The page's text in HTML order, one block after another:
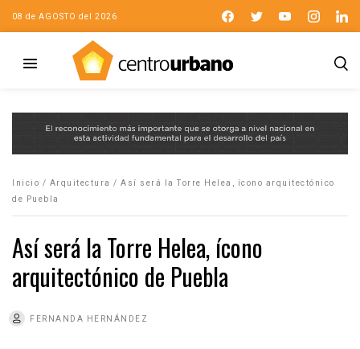
08 de AGOSTO del 2026
Inicio / Arquitectura / Así será la Torre Helea, ícono arquitectónico
de Puebla
Así será la Torre Helea, ícono
arquitectónico de Puebla
FERNANDA HERNÁNDEZ